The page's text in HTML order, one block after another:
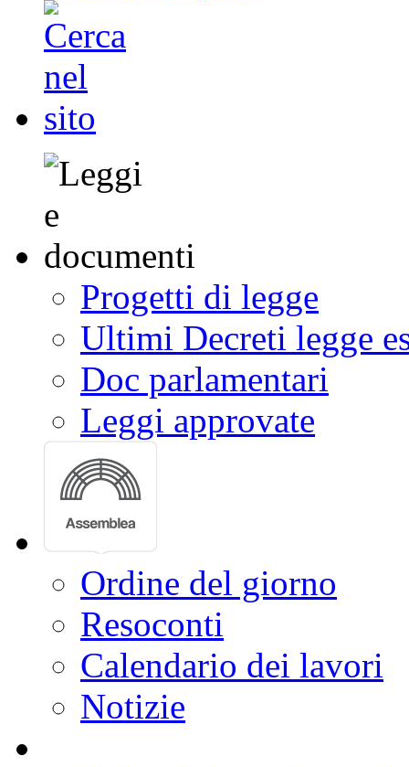
Progetti di legge
Ultimi Decreti legge
Doc parlamentari
Leggi approvate
Ordine del giorno
Resoconti
Calendario dei lavori
Notizie